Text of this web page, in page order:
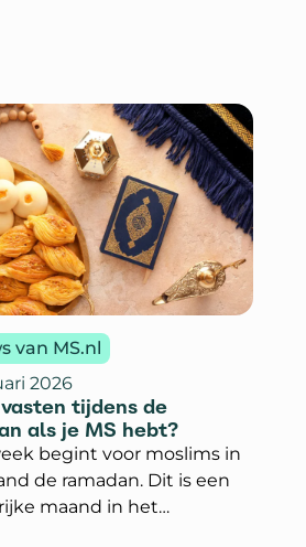
van MS.nl
2026
tijdens de
als je MS hebt?
begint voor moslims in
de ramadan. Dit is een
maand in het